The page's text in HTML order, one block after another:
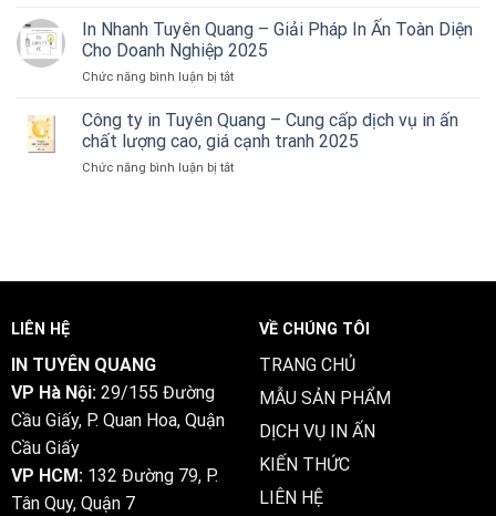
Giao
Hàng
Nơi
–
Sang
Chuyên
Giao
Hàng
Nơi
Nhanh
Tại
Tuyên
Quang
Đẹp,
Rẻ,
Giao
Tận
In Nhanh Tuyên Quang – Giải Pháp In Ấn Toàn Diện
Cho Doanh Nghiệp 2025
Chức năng bình luận bị tắtở
Nhanh
Tuyên
Quang
–
Diện
Doanh
Nghiệp
Công ty in Tuyên Quang – Cung cấp dịch vụ in ấn
chất lượng cao, giá cạnh tranh 2025
Chức năng bình luận bị tắtở
–
lượng
tranh
LIÊN HỆ
IN TUYÊN QUANG
VP Hà Nội: 29/155 Đường
Cầu Giấy, P. Quan Hoa, Quận
Cầu Giấy
VP HCM: 132 Đường 79, P.
Tân Quy, Quận 7
VỀ CHÚNG TÔI
TRANG CHỦ
MẪU SẢN PHẨM
DỊCH VỤ IN ẤN
KIẾN THỨC
LIÊN HỆ